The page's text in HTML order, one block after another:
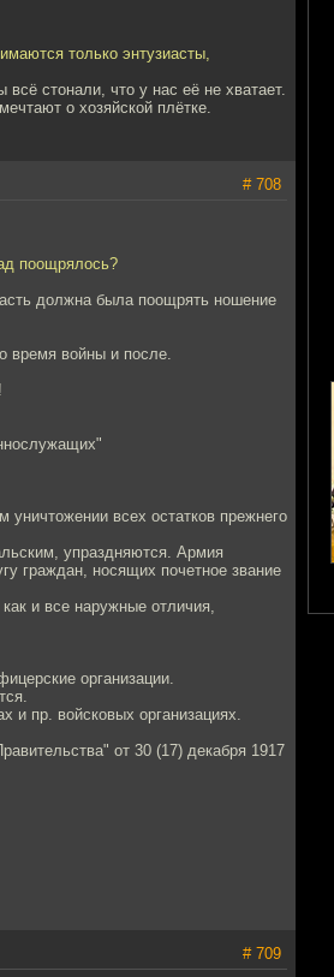
только энтузиасты,
стонали, что у нас её не хватает.
о хозяйской плётке.
# 708
поощрялось?
должна была поощрять ношение
время войны и после.
всех остатков прежнего
упраздняются. Армия
граждан, носящих почетное звание
и все наружные отличия,
организации.
и пр. войсковых организациях.
от 30 (17) декабря 1917
# 709